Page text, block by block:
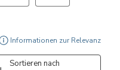
Informationen zur Relevanz
Sortieren nach